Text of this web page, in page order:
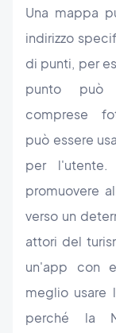
Una mappa
indirizzo
di punti, per
punto può
comprese
può essere
per l'utente.
promuovere
verso un
attori del
un'app con
meglio usare
perché la